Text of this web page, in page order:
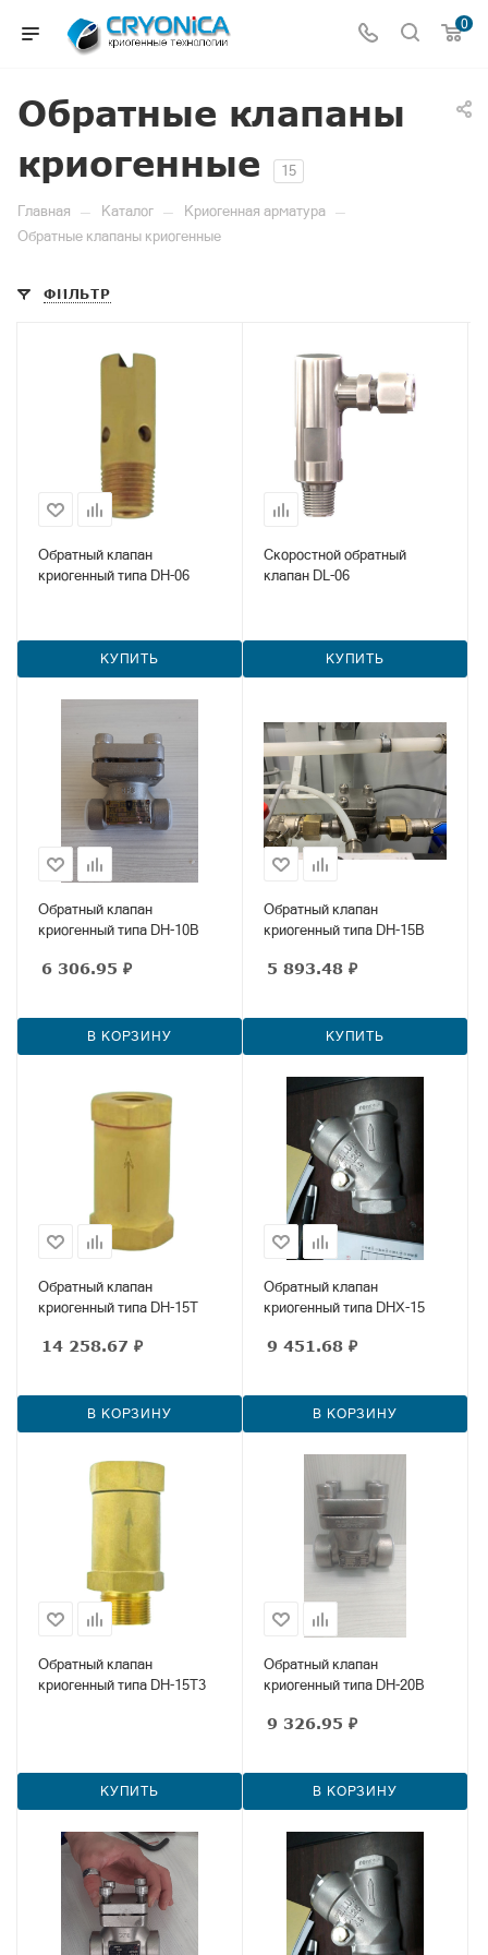
0
Обратные клапаны
криогенные
15
Главная — Каталог — Криогенная арматура —
Обратные клапаны криогенные
ФИЛЬТР
Обратный клапан
криогенный типа DH-06
КУПИТЬ
Скоростной обратный
клапан DL-06
КУПИТЬ
Обратный клапан
криогенный типа DH-10B
6 306.95 ₽
В КОРЗИНУ
Обратный клапан
криогенный типа DH-15B
5 893.48 ₽
КУПИТЬ
Обратный клапан
криогенный типа DH-15T
14 258.67 ₽
В КОРЗИНУ
Обратный клапан
криогенный типа DHX-15
9 451.68 ₽
В КОРЗИНУ
Обратный клапан
криогенный типа DH-15T3
КУПИТЬ
Обратный клапан
криогенный типа DH-20B
9 326.95 ₽
В КОРЗИНУ